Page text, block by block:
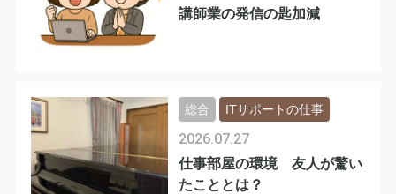
講師業の発信の匙加減
仕事部屋の環境 友人が驚い
たこととは？
2026.07.27
総合 ITサポートの仕事